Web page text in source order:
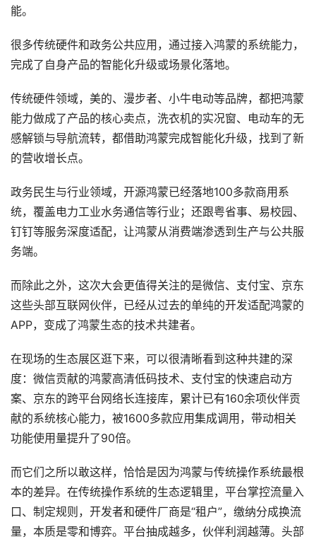
能。
很多传统硬件和政务公共应用，通过接入鸿蒙的系统能力，
完成了自身产品的智能化升级或场景化落地。
传统硬件领域，美的、漫步者、小牛电动等品牌，都把鸿蒙
能力做成了产品的核心卖点，洗衣机的实况窗、电动车的无
感解锁与导航流转，都借助鸿蒙完成智能化升级，找到了新
的营收增长点。
政务民生与行业领域，开源鸿蒙已经落地100多款商用系
统，覆盖电力工业水务通信等行业；还跟粤省事、易校园、
钉钉等服务深度适配，让鸿蒙从消费端渗透到生产与公共服
务端。
而除此之外，这次大会更值得关注的是微信、支付宝、京东
这些头部互联网伙伴，已经从过去的单纯的开发适配鸿蒙的
APP，变成了鸿蒙生态的技术共建者。
在现场的生态展区逛下来，可以很清晰看到这种共建的深
度：微信贡献的鸿蒙高清低码技术、支付宝的快速启动方
案、京东的跨平台网络长连接库，累计已有160余项伙伴贡
献的系统核心能力，被1600多款应用集成调用，带动相关
功能使用量提升了90倍。
而它们之所以敢这样，恰恰是因为鸿蒙与传统操作系统最根
本的差异。在传统操作系统的生态逻辑里，平台掌控流量入
口、制定规则，开发者和硬件厂商是“租户”，缴纳分成换流
量，本质是零和博弈。平台抽成越多，伙伴利润越薄。头部